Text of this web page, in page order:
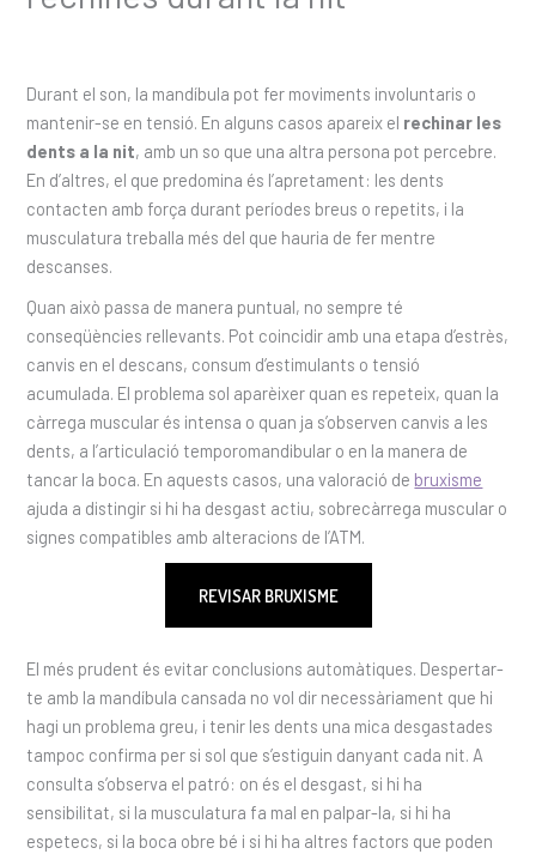
Durant el son, la mandíbula pot fer moviments involuntaris o
mantenir-se en tensió. En alguns casos apareix el rechinar les
dents a la nit, amb un so que una altra persona pot percebre.
En d’altres, el que predomina és l’apretament: les dents
contacten amb força durant períodes breus o repetits, i la
musculatura treballa més del que hauria de fer mentre
descanses.
Quan això passa de manera puntual, no sempre té
conseqüències rellevants. Pot coincidir amb una etapa d’estrès,
canvis en el descans, consum d’estimulants o tensió
acumulada. El problema sol aparèixer quan es repeteix, quan la
càrrega muscular és intensa o quan ja s’observen canvis a les
dents, a l’articulació temporomandibular o en la manera de
tancar la boca. En aquests casos, una valoració de bruxisme
ajuda a distingir si hi ha desgast actiu, sobrecàrrega muscular o
signes compatibles amb alteracions de l’ATM.
REVISAR BRUXISME
El més prudent és evitar conclusions automàtiques. Despertar-
te amb la mandíbula cansada no vol dir necessàriament que hi
hagi un problema greu, i tenir les dents una mica desgastades
tampoc confirma per si sol que s’estiguin danyant cada nit. A
consulta s’observa el patró: on és el desgast, si hi ha
sensibilitat, si la musculatura fa mal en palpar-la, si hi ha
espetecs, si la boca obre bé i si hi ha altres factors que poden